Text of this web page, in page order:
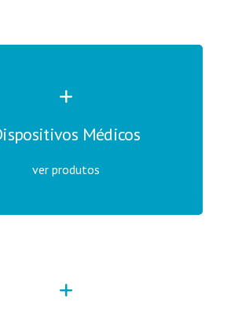
Médicos
ver produtos